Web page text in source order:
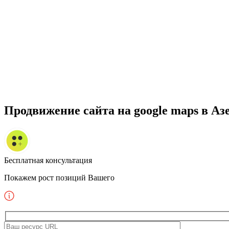
Продвижение сайта на google maps в
Бесплатная консультация
Покажем рост позиций Вашего